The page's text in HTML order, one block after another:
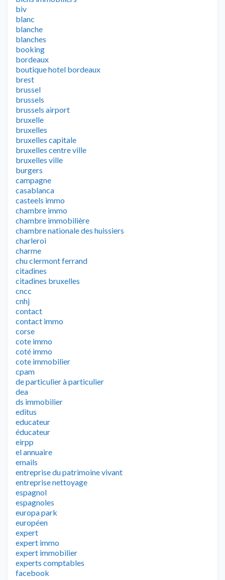
biv
blanc
blanche
blanches
booking
bordeaux
boutique hotel bordeaux
brest
brussel
brussels
brussels airport
bruxelle
bruxelles
bruxelles capitale
bruxelles centre ville
bruxelles ville
burgers
campagne
casablanca
casteels immo
chambre immo
chambre immobilière
chambre nationale des huissiers
charleroi
charme
chu clermont ferrand
citadines
citadines bruxelles
cncc
cnhj
contact
contact immo
corse
cote immo
coté immo
cote immobilier
cpam
de particulier à particulier
dea
ds immobilier
editus
educateur
éducateur
eirpp
el annuaire
emails
entreprise du patrimoine vivant
entreprise nettoyage
espagnol
espagnoles
europa park
européen
expert
expert immo
expert immobilier
experts comptables
facebook